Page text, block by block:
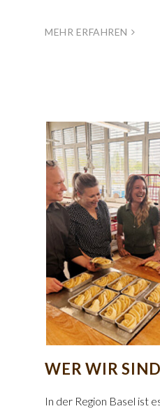
MEHR ERFAHREN
WER WIR SIND
In der Region Basel ist